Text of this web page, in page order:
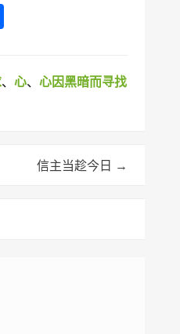
、心、心因黑暗而寻找
信主当趁今日 →